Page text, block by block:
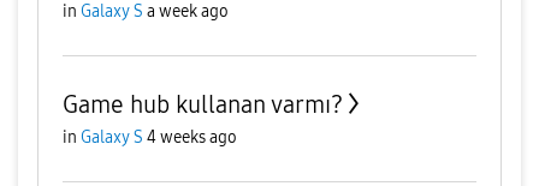
in Galaxy S a week ago
Game hub kullanan varmı?
in Galaxy S 4 weeks ago